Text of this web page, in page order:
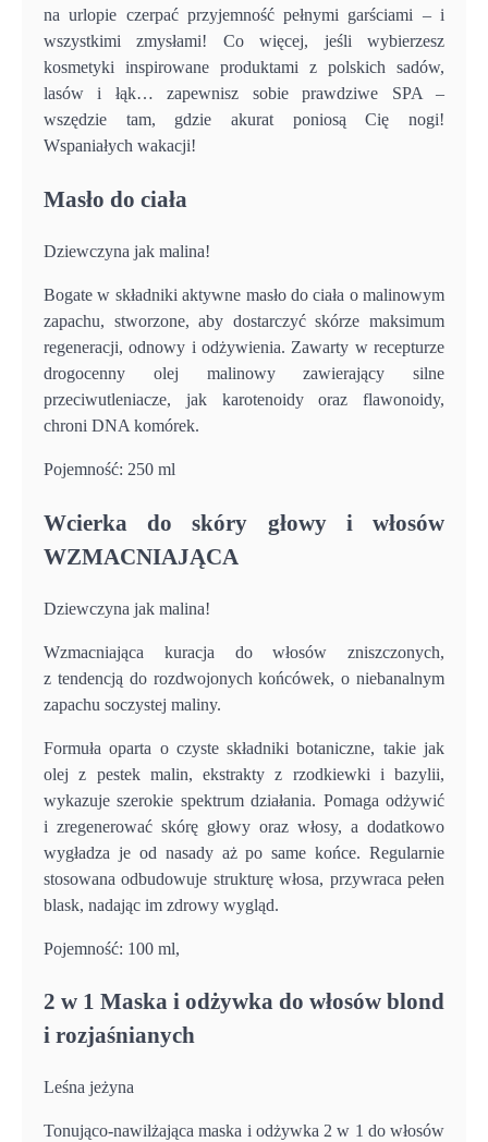
na urlopie czerpać przyjemność pełnymi garściami – i
wszystkimi zmysłami! Co więcej, jeśli wybierzesz
kosmetyki inspirowane produktami z polskich sadów,
lasów i łąk… zapewnisz sobie prawdziwe SPA –
wszędzie tam, gdzie akurat poniosą Cię nogi!
Wspaniałych wakacji!
Masło do ciała
Dziewczyna jak malina!
Bogate w składniki aktywne masło do ciała o malinowym
zapachu, stworzone, aby dostarczyć skórze maksimum
regeneracji, odnowy i odżywienia. Zawarty w recepturze
drogocenny olej malinowy zawierający silne
przeciwutleniacze, jak karotenoidy oraz flawonoidy,
chroni DNA komórek.
Pojemność: 250 ml
Wcierka do skóry głowy i włosów
WZMACNIAJĄCA
Dziewczyna jak malina!
Wzmacniająca kuracja do włosów zniszczonych,
z tendencją do rozdwojonych końcówek, o niebanalnym
zapachu soczystej maliny.
Formuła oparta o czyste składniki botaniczne, takie jak
olej z pestek malin, ekstrakty z rzodkiewki i bazylii,
wykazuje szerokie spektrum działania. Pomaga odżywić
i zregenerować skórę głowy oraz włosy, a dodatkowo
wygładza je od nasady aż po same końce. Regularnie
stosowana odbudowuje strukturę włosa, przywraca pełen
blask, nadając im zdrowy wygląd.
Pojemność: 100 ml,
2 w 1 Maska i odżywka do włosów blond
i rozjaśnianych
Leśna jeżyna
Tonująco-nawilżająca maska i odżywka 2 w 1 do włosów